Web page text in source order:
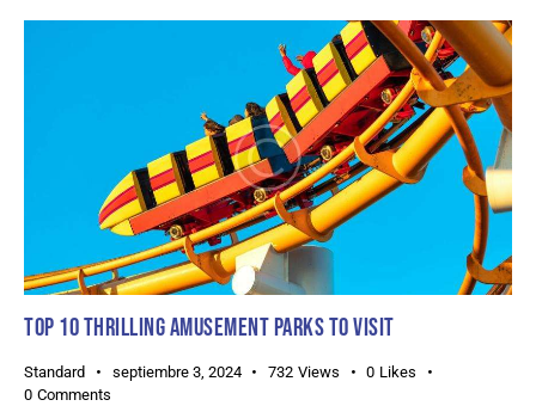
TOP 10 THRILLING AMUSEMENT PARKS TO VISIT
Standard septiembre 3, 2024 732 Views 0 Likes
0 Comments